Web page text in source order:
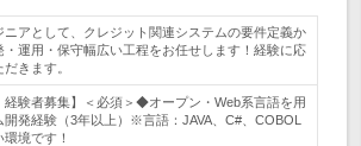
ニアとして、クレジット関連システムの要件定義か
・運用・保守幅広い工程をお任せします！経験に応
きます。
経験者募集】＜必須＞◆オープン・Web系言語を用
開発経験（3年以上）※言語：JAVA、C#、COBOL
境です！